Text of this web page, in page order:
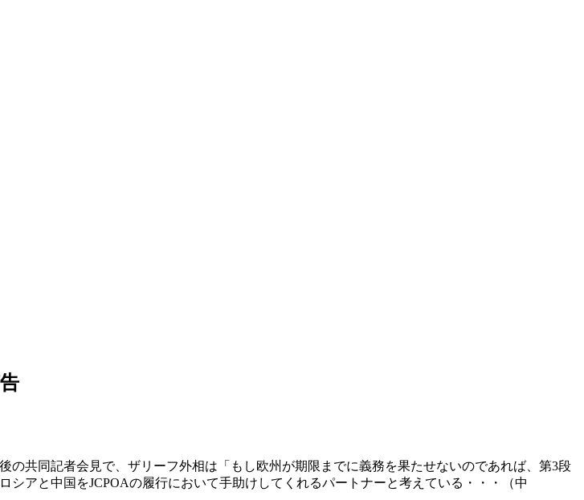
共同記者会見で、ザリーフ外相は「もし欧州が期限までに義務を果たせないのであれば、第3段
シアと中国をJCPOAの履行において手助けしてくれるパートナーと考えている・・・（中